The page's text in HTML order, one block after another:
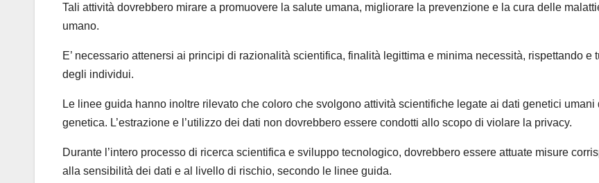
Tali attività dovrebbero mirare a promuovere la salute umana, migliorare la prevenzione e la cura delle
umano.
E’ necessario attenersi ai principi di razionalità scientifica, finalità legittima e minima necessità, rispettando
degli individui.
Le linee guida hanno inoltre rilevato che coloro che svolgono attività scientifiche legate ai dati genetici
genetica. L’estrazione e l’utilizzo dei dati non dovrebbero essere condotti allo scopo di violare la privacy.
Durante l’intero processo di ricerca scientifica e sviluppo tecnologico, dovrebbero essere attuate misure
alla sensibilità dei dati e al livello di rischio, secondo le linee guida.